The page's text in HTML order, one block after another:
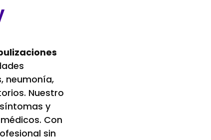
neumonía,
Nuestro
y
Con
sin